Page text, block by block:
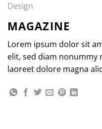
Design
MAGAZINE
Lorem ipsum dolor sit
elit, sed diam
laoreet dolore magna